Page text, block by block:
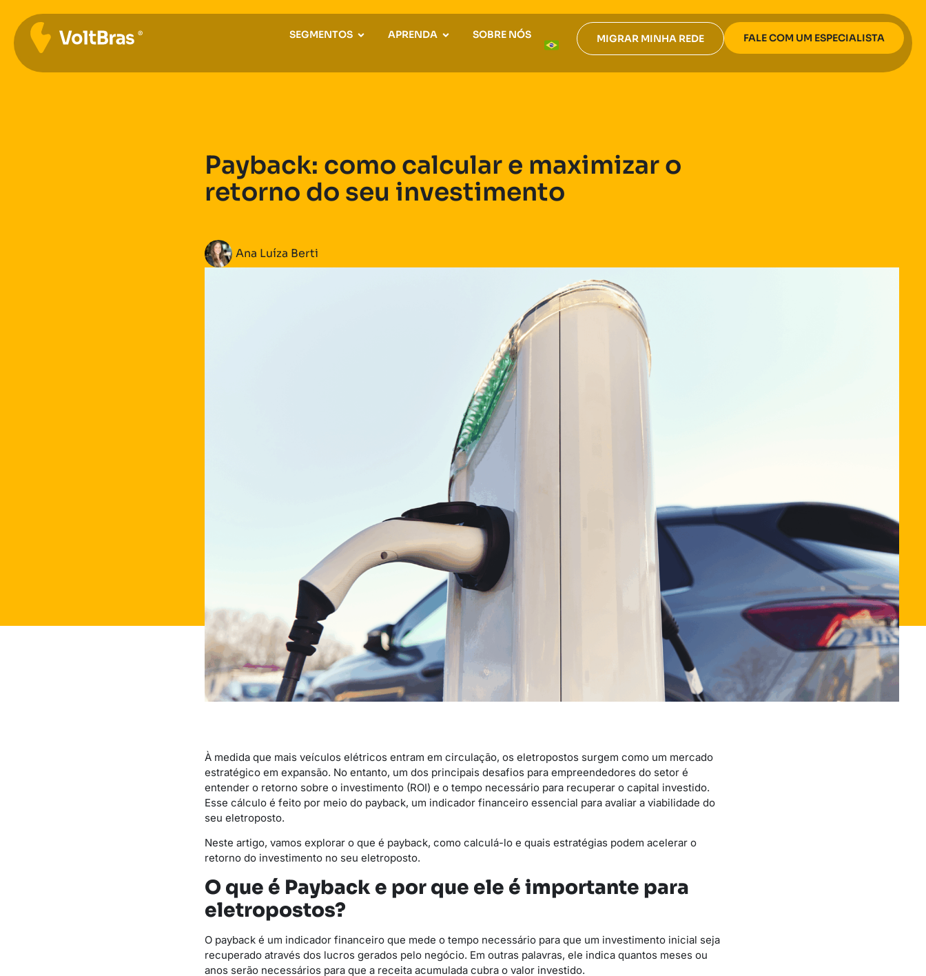
SEGMENTOS APRENDA SOBRE NÓS MIGRAR MINHA REDE FALE COM UM ESPECIALISTA
Payback: como calcular e maximizar o
retorno do seu investimento
Ana Luíza Berti
À medida que mais veículos elétricos entram em circulação, os eletropostos surgem como um mercado
estratégico em expansão. No entanto, um dos principais desafios para empreendedores do setor é
entender o retorno sobre o investimento (ROI) e o tempo necessário para recuperar o capital investido.
Esse cálculo é feito por meio do payback, um indicador financeiro essencial para avaliar a viabilidade do
seu eletroposto.
Neste artigo, vamos explorar o que é payback, como calculá-lo e quais estratégias podem acelerar o
retorno do investimento no seu eletroposto.
O que é Payback e por que ele é importante para
eletropostos?
O payback é um indicador financeiro que mede o tempo necessário para que um investimento inicial seja
recuperado através dos lucros gerados pelo negócio. Em outras palavras, ele indica quantos meses ou
anos serão necessários para que a receita acumulada cubra o valor investido.